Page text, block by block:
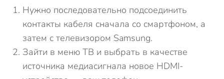
Нужно последовательно подсоединить
контакты кабеля сначала со смартфоном, а
затем с телевизором Samsung.
Зайти в меню ТВ и выбрать в качестве
источника медиасигнала новое HDMI-